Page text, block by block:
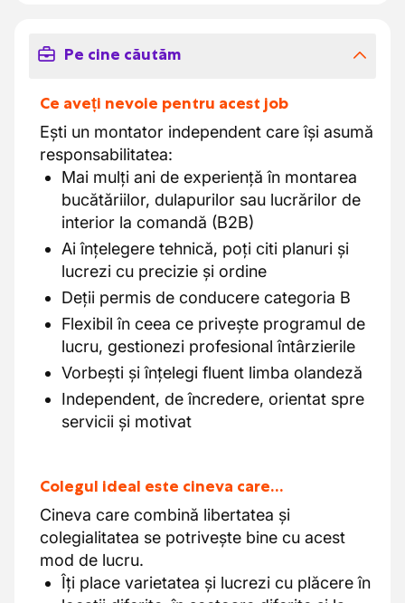
Pe cine căutăm
Ce aveți nevoie pentru acest job
Ești un montator independent care își asumă
responsabilitatea:
Mai mulți ani de experiență în montarea
bucătăriilor, dulapurilor sau lucrărilor de
interior la comandă (B2B)
Ai înțelegere tehnică, poți citi planuri și
lucrezi cu precizie și ordine
Deții permis de conducere categoria B
Flexibil în ceea ce privește programul de
lucru, gestionezi profesional întârzierile
Vorbești și înțelegi fluent limba olandeză
Independent, de încredere, orientat spre
servicii și motivat
Colegul ideal este cineva care…
Cineva care combină libertatea și
colegialitatea se potrivește bine cu acest
mod de lucru.
Îți place varietatea și lucrezi cu plăcere în